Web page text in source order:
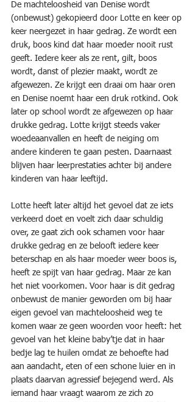
De machteloosheid van Denise wordt
(onbewust) gekopieerd door Lotte en keer op
keer neergezet in haar gedrag. Ze wordt een
druk, boos kind dat haar moeder nooit rust
geeft. Iedere keer als ze rent, gilt, boos
wordt, danst of plezier maakt, wordt ze
afgewezen. Ze krijgt een draai om haar oren
en Denise noemt haar een druk rotkind. Ook
later op school wordt ze afgewezen op haar
drukke gedrag. Lotte krijgt steeds vaker
woedeaanvallen en heeft de neiging om
andere kinderen te gaan pesten. Daarnaast
blijven haar leerprestaties achter bij andere
kinderen van haar leeftijd.
Lotte heeft later altijd het gevoel dat ze iets
verkeerd doet en voelt zich daar schuldig
over, ze gaat zich ook schamen voor haar
drukke gedrag en ze belooft iedere keer
beterschap en als haar moeder weer boos is,
heeft ze spijt van haar gedrag. Maar ze kan
het niet voorkomen. Voor haar is dit gedrag
onbewust de manier geworden om bij haar
eigen gevoel van machteloosheid weg te
komen waar ze geen woorden voor heeft: het
gevoel van het kleine baby’tje dat in haar
bedje lag te huilen omdat ze behoefte had
aan aandacht, eten of een schone luier en in
plaats daarvan agressief bejegend werd. Als
iemand haar vraagt waarom ze zich zo